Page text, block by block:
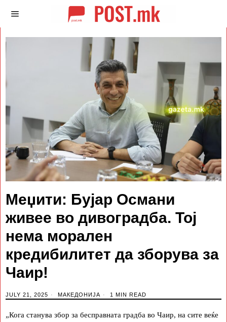
Меџити: Бујар Османи
живее во дивоградба. Тој
нема морален
кредибилитет да зборува за
Чаир!
JULY 21, 2025 МАКЕДОНИЈА 1 MIN READ
„Кога станува збор за бесправната градба во Чаир, на сите веќе